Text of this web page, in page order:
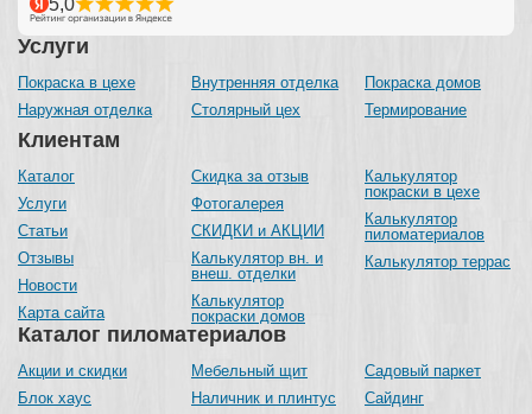
Каталог пиломатериалов
Акции и скидки
Блок хаус
Мебельный щит
Наличник и плинтус
Садовый паркет
Сайдинг
Услуги
Покраска в цехе
Наружная отделка
Внутренняя отделка
Столярный цех
Покраска домов
Термирование
Клиентам
Каталог
Услуги
Статьи
Отзывы
Новости
Карта сайта
Скидка за отзыв
Фотогалерея
СКИДКИ и АКЦИИ
Калькулятор вн. и
внеш. отделки
Калькулятор
покраски домов
Калькулятор
покраски в цехе
Калькулятор
пиломатериалов
Калькулятор террас